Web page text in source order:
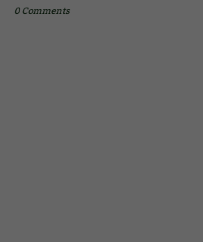
0 Comments